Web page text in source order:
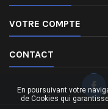
VOTRE COMPTE
CONTACT
En poursuivant votre
de Cookies qui